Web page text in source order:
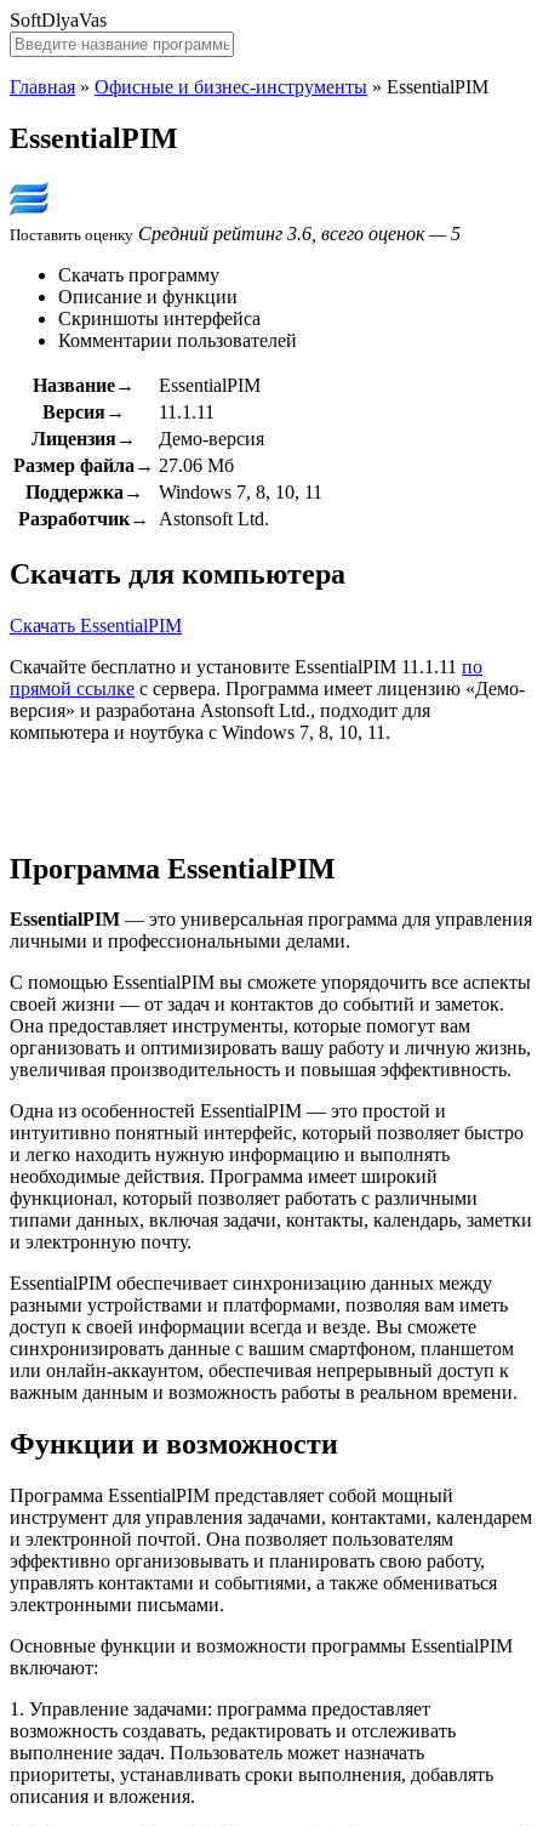
SoftDlyaVas
Главная » Офисные и бизнес-инструменты » EssentialPIM
EssentialPIM
Поставить оценку Средний рейтинг 3.6, всего оценок — 5
Скачать программу
Описание и функции
Скриншоты интерфейса
Комментарии пользователей
Название→
EssentialPIM
Версия→
11.1.11
Лицензия→
Демо-версия
Размер файла→ 27.06 Мб
Поддержка→
Windows 7, 8, 10, 11
Разработчик→
Astonsoft Ltd.
Скачать для компьютера
Скачать EssentialPIM
Скачайте бесплатно и установите EssentialPIM 11.1.11 по
прямой ссылке с сервера. Программа имеет лицензию «Демо-
версия» и разработана Astonsoft Ltd., подходит для
компьютера и ноутбука с Windows 7, 8, 10, 11.
Программа EssentialPIM
EssentialPIM — это универсальная программа для управления
личными и профессиональными делами.
С помощью EssentialPIM вы сможете упорядочить все аспекты
своей жизни — от задач и контактов до событий и заметок.
Она предоставляет инструменты, которые помогут вам
организовать и оптимизировать вашу работу и личную жизнь,
увеличивая производительность и повышая эффективность.
Одна из особенностей EssentialPIM — это простой и
интуитивно понятный интерфейс, который позволяет быстро
и легко находить нужную информацию и выполнять
необходимые действия. Программа имеет широкий
функционал, который позволяет работать с различными
типами данных, включая задачи, контакты, календарь, заметки
и электронную почту.
EssentialPIM обеспечивает синхронизацию данных между
разными устройствами и платформами, позволяя вам иметь
доступ к своей информации всегда и везде. Вы сможете
синхронизировать данные с вашим смартфоном, планшетом
или онлайн-аккаунтом, обеспечивая непрерывный доступ к
важным данным и возможность работы в реальном времени.
Функции и возможности
Программа EssentialPIM представляет собой мощный
инструмент для управления задачами, контактами, календарем
и электронной почтой. Она позволяет пользователям
эффективно организовывать и планировать свою работу,
управлять контактами и событиями, а также обмениваться
электронными письмами.
Основные функции и возможности программы EssentialPIM
включают:
1. Управление задачами: программа предоставляет
возможность создавать, редактировать и отслеживать
выполнение задач. Пользователь может назначать
приоритеты, устанавливать сроки выполнения, добавлять
описания и вложения.